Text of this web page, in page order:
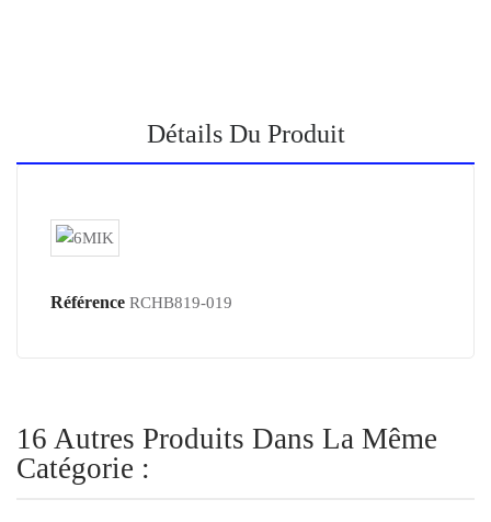
Détails Du Produit
Référence RCHB819-019
16 Autres Produits Dans La Même
Catégorie :